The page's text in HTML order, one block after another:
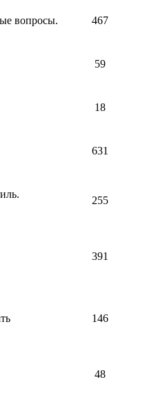
вопросы.
467
59
18
631
255
391
146
48